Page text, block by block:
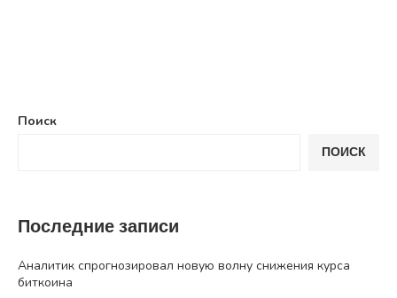
Поиск
ПОИСК
Последние записи
Аналитик спрогнозировал новую волну снижения курса
биткоина